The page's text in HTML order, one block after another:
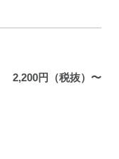
2,200円（税抜）〜